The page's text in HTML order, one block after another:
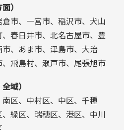
）
市、一宮市、稲沢市、犬山
春日井市、北名古屋市、豊
、あま市、津島市、大治
飛島村、瀬戸市、尾張旭市
域）
区、中村区、中区、千種
緑区、瑞穂区、港区、中川